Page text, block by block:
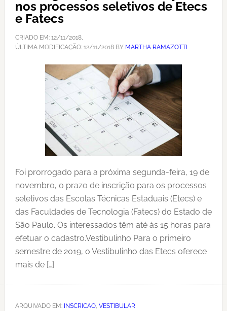
nos processos seletivos de Etecs
e Fatecs
CRIADO EM: 12/11/2018,
ÚLTIMA MODIFICAÇÃO: 12/11/2018BY MARTHA RAMAZOTTI
Foi prorrogado para a próxima segunda-feira, 19 de
novembro, o prazo de inscrição para os processos
seletivos das Escolas Técnicas Estaduais (Etecs) e
das Faculdades de Tecnologia (Fatecs) do Estado de
São Paulo. Os interessados têm até às 15 horas para
efetuar o cadastro.Vestibulinho Para o primeiro
semestre de 2019, o Vestibulinho das Etecs oferece
mais de […]
ARQUIVADO EM: INSCRICAO, VESTIBULAR